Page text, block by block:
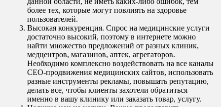
более тех, которые могут повлиять на здоровье
пользователей.
Высокая конкуренция. Спрос на медицинские услуги
достаточно высокий, поэтому в интернете можно
найти множество предложений от разных клиник,
медцентров, магазинов, аптек, агрегаторов.
Необходимо комплексно воздействовать на все каналы
СЕО-продвижения медицинских сайтов, использовать
разные инструменты рекламы, повышать репутацию,
делать все, чтобы клиенты захотели обратиться
именно в вашу клинику или заказать товар, услугу.